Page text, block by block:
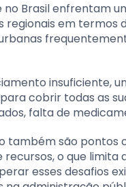
Brasil enfrentam
regionais em
insuficiente,
cobrir todas as
falta de
também são
o que
esses desafios